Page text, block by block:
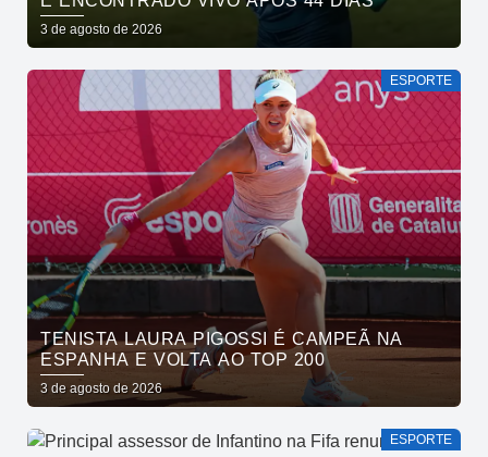
3 de agosto de 2026
ESPORTE
TENISTA LAURA PIGOSSI É CAMPEÃ NA
ESPANHA E VOLTA AO TOP 200
3 de agosto de 2026
ESPORTE